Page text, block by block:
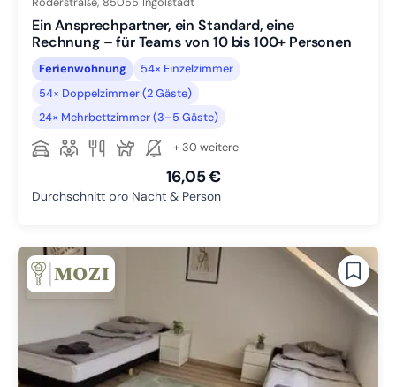
Ein Ansprechpartner, ein Standard, eine
Rechnung – für Teams von 10 bis 100+ Personen
Ferienwohnung
54× Einzelzimmer
54× Doppelzimmer (2 Gäste)
24× Mehrbettzimmer (3–5 Gäste)
+ 30 weitere
16,05 €
Durchschnitt pro Nacht & Person